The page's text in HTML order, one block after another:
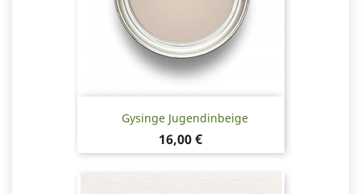
Gysinge Jugendinbeige
Hinta
16,00 €